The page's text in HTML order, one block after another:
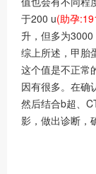
于200 u(助孕
升，但多为3000
综上所述，甲胎
这个值是不正常
因有很多。在确
然后结合b超、
影，做出诊断，